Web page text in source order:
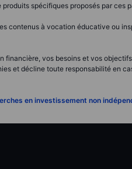
spécifiques proposés par ces
contenus à vocation éducative ou
vos besoins et vos
et décline toute responsabilité en
en investissement non